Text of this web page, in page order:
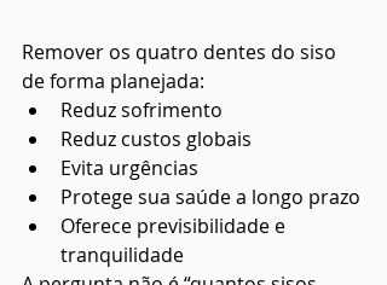
Remover os quatro dentes do siso
de forma planejada:
Reduz sofrimento
Reduz custos globais
Evita urgências
Protege sua saúde a longo prazo
Oferece previsibilidade e
tranquilidade